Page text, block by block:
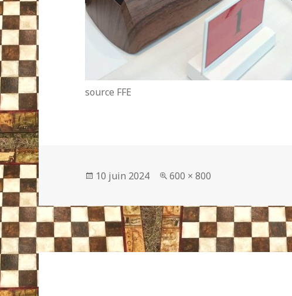
source FFE
Publié
10 juin 2024
Taille
600 × 800